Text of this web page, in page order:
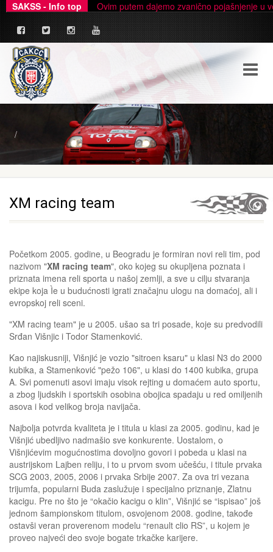
SAKSS - Info top Ovim putem dajemo zvanično pojašnjenje u
XM racing team
Početkom 2005. godine, u Beogradu je formiran novi reli tim, pod
nazivom "XM racing team", oko kojeg su okupljena poznata i
priznata imena reli sporta u našoj zemlji, a sve u cilju stvaranja
ekipe koja Ìe u budućnosti igrati značajnu ulogu na domaćoj, ali i
evropskoj reli sceni.
"XM racing team" je u 2005. ušao sa tri posade, koje su predvodili
Srđan Višnjic i Todor Stamenković.
Kao najiskusniji, Višnjić je vozio "sitroen ksaru" u klasi N3 do 2000
kubika, a Stamenković "pežo 106", u klasi do 1400 kubika, grupa
A. Svi pomenuti asovi imaju visok rejting u domaćem auto sportu,
a zbog ljudskih i sportskih osobina obojica spadaju u red omiljenih
asova i kod velikog broja navijača.
Najbolja potvrda kvaliteta je i titula u klasi za 2005. godinu, kad je
Višnjić ubedljivo nadmašio sve konkurente. Uostalom, o
Višnjićevim mogućnostima dovoljno govori i pobeda u klasi na
austrijskom Lajben reliju, i to u prvom svom učešću, i titule prvaka
SCG 2003, 2005, 2006 i prvaka Srbije 2007. Za ova tri vezana
trijumfa, popularni Buda zaslužuje i specijalno priznanje, Zlatnu
kacigu. Pre no što je “okačio kacigu o klin”, Višnjić se “ispisao” još
jednom šampionskom titulom, osvojenom 2008. godine, takođe
ostavši veran proverenom modelu “renault clio RS”, u kojem je
proveo najveći deo svoje bogate trkačke karijere.